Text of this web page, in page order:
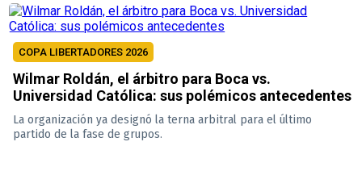
COPA LIBERTADORES 2026
Wilmar Roldán, el árbitro para Boca vs.
Universidad Católica: sus polémicos antecedentes
La organización ya designó la terna arbitral para el último
partido de la fase de grupos.